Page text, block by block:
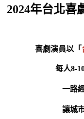
2024年台北喜
喜劇演員以「
每人8-
一路
讓城